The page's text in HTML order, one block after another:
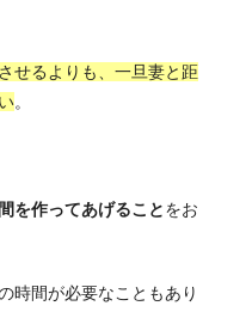
せるよりも、一旦妻と距
。
を作ってあげることをお
時間が必要なこともあり